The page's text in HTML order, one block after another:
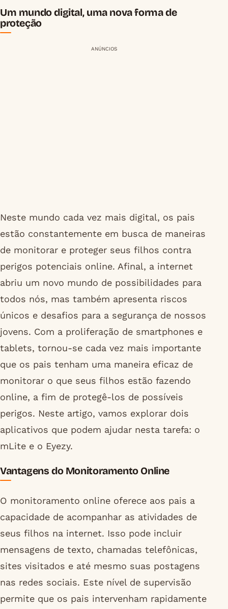
Um mundo digital, uma nova forma de
proteção
ANÚNCIOS
Neste mundo cada vez mais digital, os pais
estão constantemente em busca de maneiras
de monitorar e proteger seus filhos contra
perigos potenciais online. Afinal, a internet
abriu um novo mundo de possibilidades para
todos nós, mas também apresenta riscos
únicos e desafios para a segurança de nossos
jovens. Com a proliferação de smartphones e
tablets, tornou-se cada vez mais importante
que os pais tenham uma maneira eficaz de
monitorar o que seus filhos estão fazendo
online, a fim de protegê-los de possíveis
perigos. Neste artigo, vamos explorar dois
aplicativos que podem ajudar nesta tarefa: o
mLite e o Eyezy.
Vantagens do Monitoramento Online
O monitoramento online oferece aos pais a
capacidade de acompanhar as atividades de
seus filhos na internet. Isso pode incluir
mensagens de texto, chamadas telefônicas,
sites visitados e até mesmo suas postagens
nas redes sociais. Este nível de supervisão
permite que os pais intervenham rapidamente